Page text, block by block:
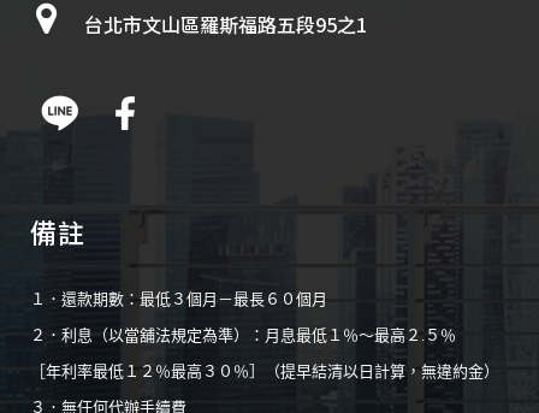
台北市文山區羅斯福路五段95之1
備註
１．還款期數：最低３個月－最長６０個月
２．利息（以當舖法規定為準）：月息最低１％～最高２.５％
［年利率最低１２％最高３０％］（提早結清以日計算，無違約金）
３．無任何代辦手續費